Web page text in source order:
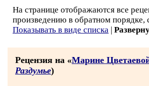
На странице отображаются все
произведению в обратном порядке,
Показывать в виде списка |
Рецензия на «Марине
Раздумье)